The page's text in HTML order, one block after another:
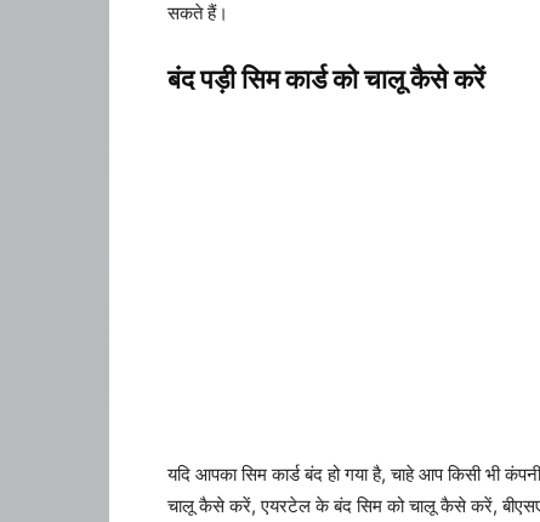
सकते हैं।
बंद पड़ी सिम कार्ड को चालू कैसे करें
यदि आपका सिम कार्ड बंद हो गया है, चाहे आप किसी भी
चालू कैसे करें, एयरटेल के बंद सिम को चालू कैसे करें,